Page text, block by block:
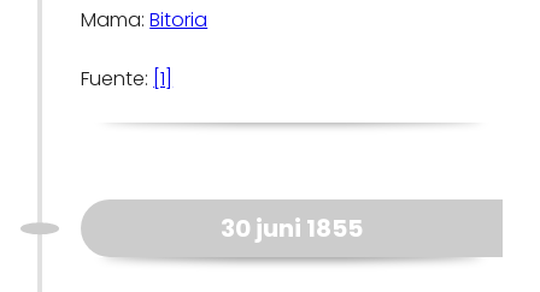
Mama:Bitoria
Fuente: [1]
30 juni 1855